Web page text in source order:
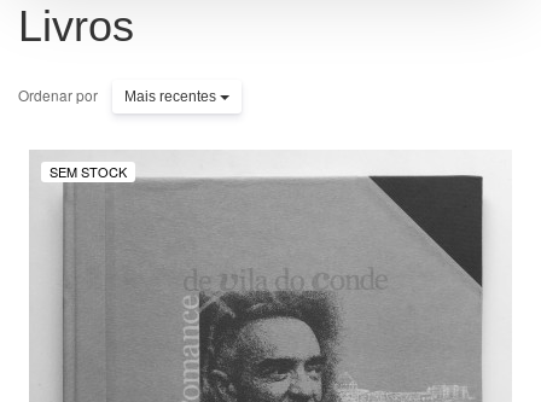
Livros
Ordenar por Mais recentes
SEM STOCK